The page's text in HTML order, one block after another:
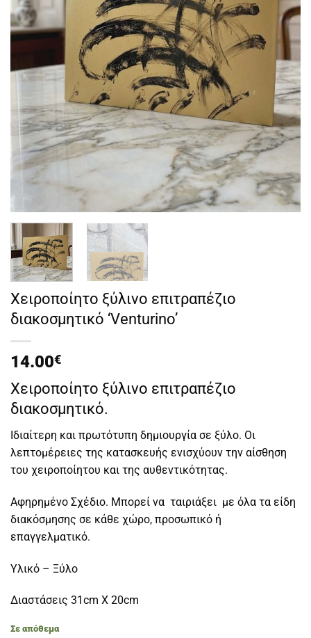
Χειροποίητο ξύλινο επιτραπέζιο
διακοσμητικό ‘Venturino’
14.00€
Χειροποίητο ξύλινο επιτραπέζιο
διακοσμητικό.
Ιδιαίτερη και πρωτότυπη δημιουργία σε ξύλο. Οι
λεπτομέρειες της κατασκευής ενισχύουν την αίσθηση
του χειροποίητου και της αυθεντικότητας.
Αφηρημένο Σχέδιο. Μπορεί να ταιριάξει με όλα τα είδη
διακόσμησης σε κάθε χώρο, προσωπικό ή
επαγγελματικό.
Υλικό – Ξύλο
Διαστάσεις 31cm X 20cm
Σε απόθεμα